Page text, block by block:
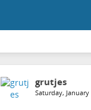
grutjes
Saturday, January